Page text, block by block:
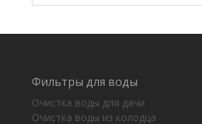
Фильтры для воды
Очистка воды для дачи
Очистка воды из колодца